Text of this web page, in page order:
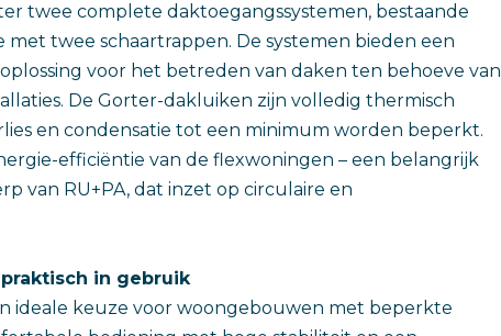
twee complete daktoegangssystemen, bestaande
met twee schaartrappen. De systemen bieden een
voor het betreden van daken ten behoeve van
De Gorter-dakluiken zijn volledig thermisch
en condensatie tot een minimum worden beperkt.
efficiëntie van de flexwoningen – een belangrijk
van RU+PA, dat inzet op circulaire en
in gebruik
ideale keuze voor woongebouwen met beperkte